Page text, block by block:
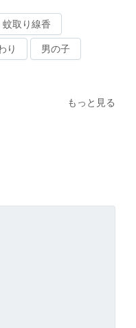
蚊取り線香
り 男の子
もっと見る